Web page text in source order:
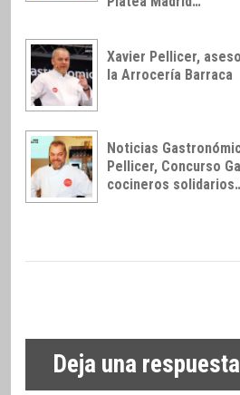
Xavier Pellicer,
la Arrocería Barraca
Noticias
Pellicer, Concurso
cocineros
Deja una respuesta